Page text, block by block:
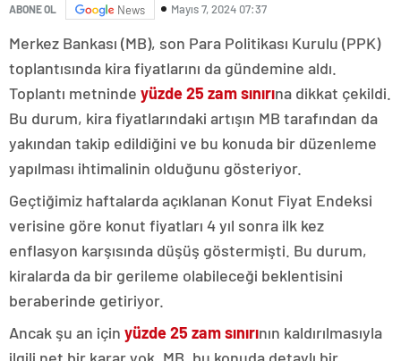
ABONE OL News Mayıs 7, 2024 07:37
Merkez Bankası (MB), son Para Politikası Kurulu (PPK)
toplantısında kira fiyatlarını da gündemine aldı.
Toplantı metninde yüzde 25 zamsınırına dikkat çekildi.
Bu durum, kira fiyatlarındaki artışın MB tarafından da
yakından takip edildiğini ve bu konuda bir düzenleme
yapılması ihtimalinin olduğunu gösteriyor.
Geçtiğimiz haftalarda açıklanan Konut Fiyat Endeksi
verisine göre konut fiyatları 4 yıl sonra ilk kez
enflasyon karşısında düşüş göstermişti. Bu durum,
kiralarda da bir gerileme olabileceği beklentisini
beraberinde getiriyor.
Ancak şu an için yüzde 25 zam sınırının kaldırılmasıyla